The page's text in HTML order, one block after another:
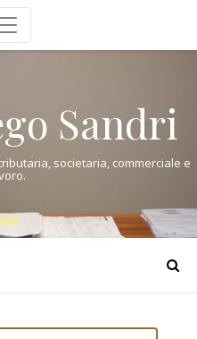
Sandri
societaria, commerciale e